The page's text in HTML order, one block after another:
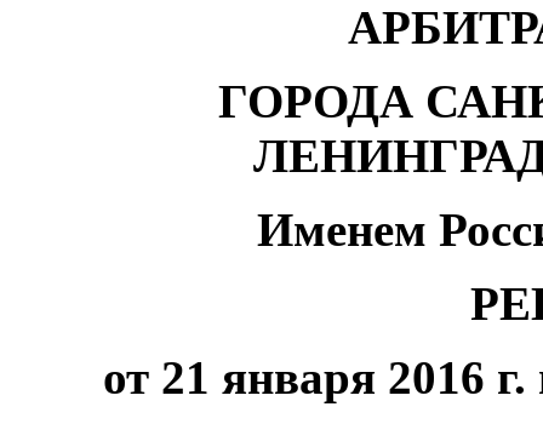
ГОРОДА
Именем
от 21 января 2016